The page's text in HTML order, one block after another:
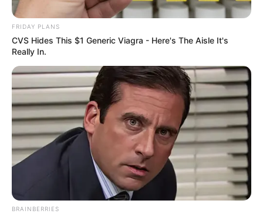
Posted
in
Friss hírek
Zokogva jelentkezett Ördög
Nóra, akkora a tragédia:
lemondta a programokat is
December 8, 2025
FRIDAY PLANS
CVS Hides This $1 Generic Viagra - Here's The Aisle It's
Really In.
BRAINBERRIES